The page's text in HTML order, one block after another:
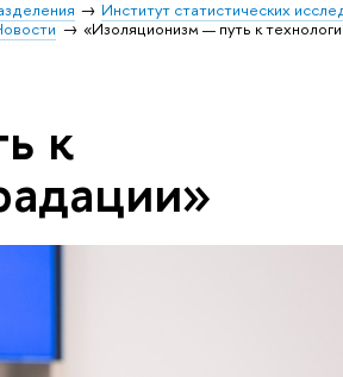
Институт статистических
«Изоляционизм — путь к
к